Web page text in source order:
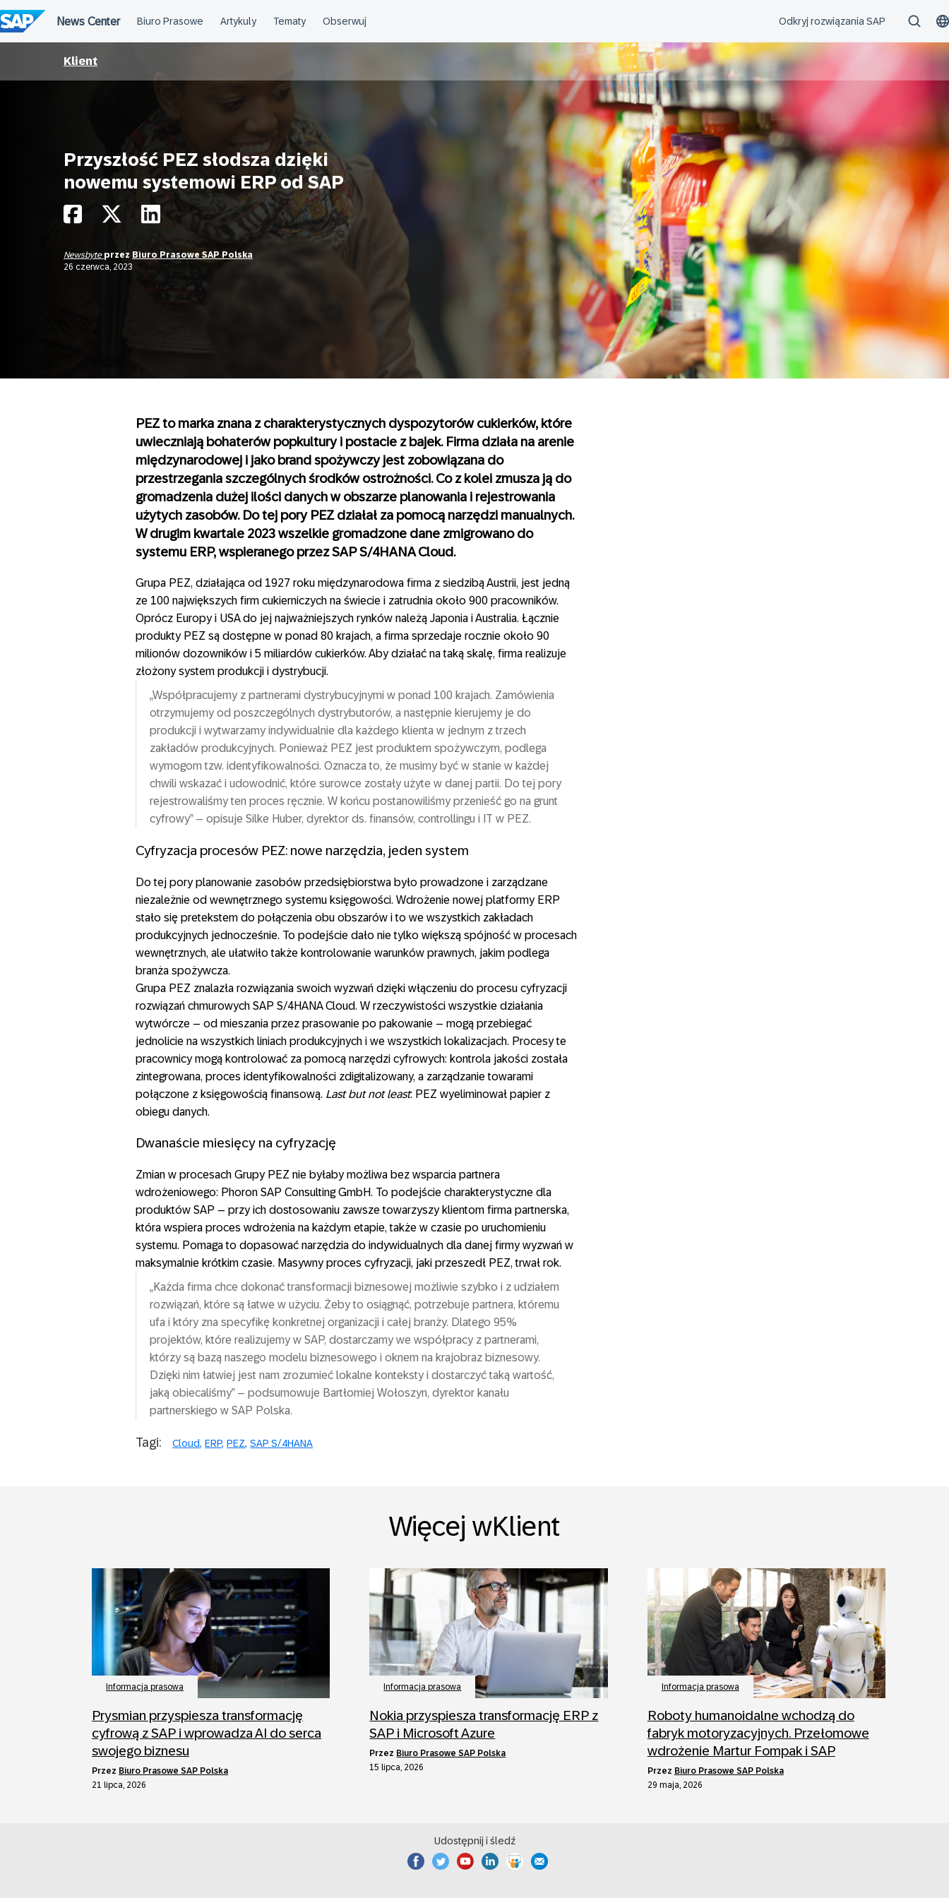
do
treści
Klient
Przyszłość PEZ słodsza dzięki
nowemu systemowi ERP od SAP
Newsbyte przez Biuro Prasowe SAP Polska
26 czerwca, 2023
PEZ to marka znana z charakterystycznych dyspozytorów cukierków, które
uwieczniają bohaterów popkultury i postacie z bajek. Firma działa na arenie
międzynarodowej i jako brand spożywczy jest zobowiązana do
przestrzegania szczególnych środków ostrożności. Co z kolei zmusza ją do
gromadzenia dużej ilości danych w obszarze planowania i rejestrowania
użytych zasobów. Do tej pory PEZ działał za pomocą narzędzi manualnych.
W drugim kwartale 2023 wszelkie gromadzone dane zmigrowano do
systemu ERP, wspieranego przez SAP S/4HANA Cloud.
Grupa PEZ, działająca od 1927 roku międzynarodowa firma z siedzibą Austrii, jest jedną
ze 100 największych firm cukierniczych na świecie i zatrudnia około 900 pracowników.
Oprócz Europy i USA do jej najważniejszych rynków należą Japonia i Australia. Łącznie
produkty PEZ są dostępne w ponad 80 krajach, a firma sprzedaje rocznie około 90
milionów dozowników i 5 miliardów cukierków. Aby działać na taką skalę, firma realizuje
złożony system produkcji i dystrybucji.
„Współpracujemy z partnerami dystrybucyjnymi w ponad 100 krajach. Zamówienia
otrzymujemy od poszczególnych dystrybutorów, a następnie kierujemy je do
produkcji i wytwarzamy indywidualnie dla każdego klienta w jednym z trzech
zakładów produkcyjnych. Ponieważ PEZ jest produktem spożywczym, podlega
wymogom tzw. identyfikowalności. Oznacza to, że musimy być w stanie w każdej
chwili wskazać i udowodnić, które surowce zostały użyte w danej partii. Do tej pory
rejestrowaliśmy ten proces ręcznie. W końcu postanowiliśmy przenieść go na grunt
cyfrowy” – opisuje Silke Huber, dyrektor ds. finansów, controllingu i IT w PEZ.
Cyfryzacja procesów PEZ: nowe narzędzia, jeden system
Do tej pory planowanie zasobów przedsiębiorstwa było prowadzone i zarządzane
niezależnie od wewnętrznego systemu księgowości. Wdrożenie nowej platformy ERP
stało się pretekstem do połączenia obu obszarów i to we wszystkich zakładach
produkcyjnych jednocześnie. To podejście dało nie tylko większą spójność w procesach
wewnętrznych, ale ułatwiło także kontrolowanie warunków prawnych, jakim podlega
branża spożywcza.
Grupa PEZ znalazła rozwiązania swoich wyzwań dzięki włączeniu do procesu cyfryzacji
rozwiązań chmurowych SAP S/4HANA Cloud. W rzeczywistości wszystkie działania
wytwórcze – od mieszania przez prasowanie po pakowanie – mogą przebiegać
jednolicie na wszystkich liniach produkcyjnych i we wszystkich lokalizacjach. Procesy te
pracownicy mogą kontrolować za pomocą narzędzi cyfrowych: kontrola jakości została
zintegrowana, proces identyfikowalności zdigitalizowany, a zarządzanie towarami
połączone z księgowością finansową. Last but not least: PEZ wyeliminował papier z
obiegu danych.
Dwanaście miesięcy na cyfryzację
Zmian w procesach Grupy PEZ nie byłaby możliwa bez wsparcia partnera
wdrożeniowego: Phoron SAP Consulting GmbH. To podejście charakterystyczne dla
produktów SAP – przy ich dostosowaniu zawsze towarzyszy klientom firma partnerska,
która wspiera proces wdrożenia na każdym etapie, także w czasie po uruchomieniu
systemu. Pomaga to dopasować narzędzia do indywidualnych dla danej firmy wyzwań w
maksymalnie krótkim czasie. Masywny proces cyfryzacji, jaki przeszedł PEZ, trwał rok.
„Każda firma chce dokonać transformacji biznesowej możliwie szybko i z udziałem
rozwiązań, które są łatwe w użyciu. Żeby to osiągnąć, potrzebuje partnera, któremu
ufa i który zna specyfikę konkretnej organizacji i całej branży. Dlatego 95%
projektów, które realizujemy w SAP, dostarczamy we współpracy z partnerami,
którzy są bazą naszego modelu biznesowego i oknem na krajobraz biznesowy.
Dzięki nim łatwiej jest nam zrozumieć lokalne konteksty i dostarczyć taką wartość,
jaką obiecaliśmy” – podsumowuje Bartłomiej Wołoszyn, dyrektor kanału
partnerskiego w SAP Polska.
Tagi: Cloud ERP PEZ SAP S/4HANA
Więcej wKlient
Informacja prasowa
Prysmian przyspiesza transformację
cyfrową z SAP i wprowadza AI do serca
swojego biznesu
przez Biuro Prasowe SAP Polska
21 lipca, 2026
Informacja prasowa
Nokia przyspiesza transformację ERP z
SAP i Microsoft Azure
przez Biuro Prasowe SAP Polska
15 lipca, 2026
Informacja prasowa
Roboty humanoidalne wchodzą do
fabryk motoryzacyjnych. Przełomowe
wdrożenie Martur Fompak i SAP
przez Biuro Prasowe SAP Polska
29 maja, 2026
Udostępnij i śledź